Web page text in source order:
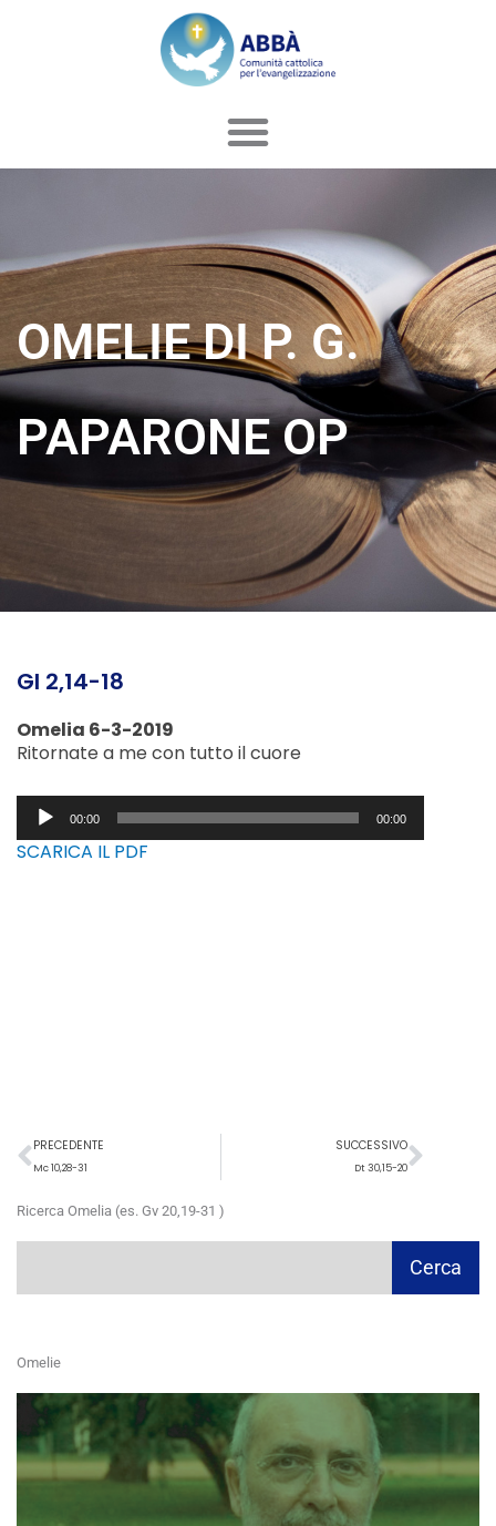
OMELIE DI P. G.
PAPARONE OP
Gl 2,14-18
Omelia 6-3-2019
Ritornate a me con tutto il cuore
Audio
Player00:00 00:00
SCARICA IL PDF
Precedente
PRECEDENTE
Mc 10,28-31
SUCCESSIVO
Dt 30,15-20
Ricerca Omelia (es. Gv 20,19-31 )
Cerca
Omelie